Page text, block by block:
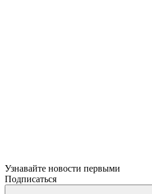
Узнавайте новости первыми
Подписаться